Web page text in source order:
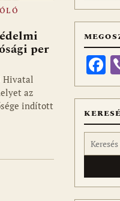
per
Hivatal
az
indított
Keresés: